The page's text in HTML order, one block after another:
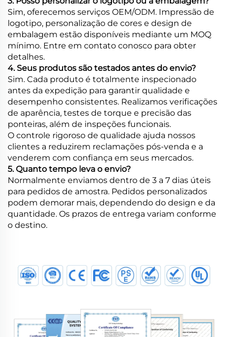
Sim, oferecemos serviços OEM/ODM. Impressão de
logotipo, personalização de cores e design de
embalagem estão disponíveis mediante um MOQ
mínimo. Entre em contato conosco para obter
detalhes.
4. Seus produtos são testados antes do envio?
Sim. Cada produto é totalmente inspecionado
antes da expedição para garantir qualidade e
desempenho consistentes. Realizamos verificações
de aparência, testes de torque e precisão das
ponteiras, além de inspeções funcionais.
O controle rigoroso de qualidade ajuda nossos
clientes a reduzirem reclamações pós-venda e a
venderem com confiança em seus mercados.
5. Quanto tempo leva o envio?
Normalmente enviamos dentro de 3 a 7 dias úteis
para pedidos de amostra. Pedidos personalizados
podem demorar mais, dependendo do design e da
quantidade. Os prazos de entrega variam conforme
o destino.